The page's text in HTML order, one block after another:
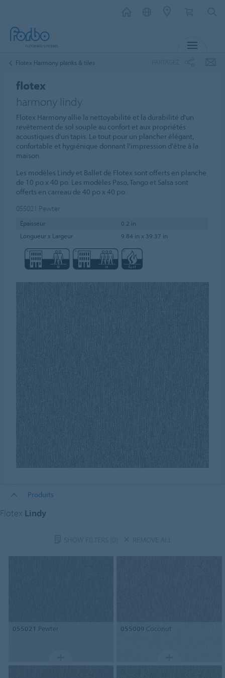
Flotex Harmony planks & tiles
flotex
harmony lindy
Flotex Harmony allie la nettoyabilité et la durabilité d'un
revêtement de sol souple au confort et aux propriétés
acoustiques d'un tapis. Le tout pour un plancher élégant,
confortable et hygiénique donnant l'impression d'être à la
maison.
Les modèles Lindy et Ballet de Flotex sont offerts en planche
de 10 po x 40 po. Les modèles Paso, Tango et Salsa sont
offerts en carreau de 40 po x 40 po.
055021 Pewter
Épaisseur
0.2 in
Longueur x Largeur
9.84 in x 39.37 in
Produits
Flotex Lindy
055021 Pewter 055009 Coconut